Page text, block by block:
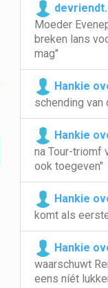
Moeder
breken lans
mag"
Hankie
schending van
Hankie
na Tour-triomf
ook toegeven"
Hankie
komt als
Hankie
waarschuwt
eens níét